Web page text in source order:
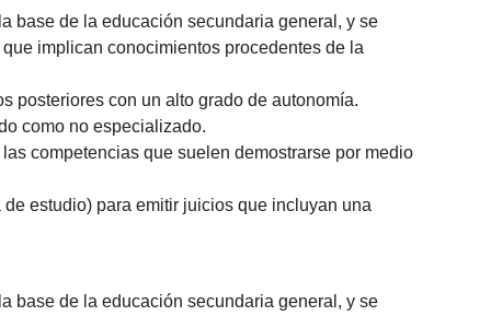
base de la educación secundaria general, y se
implican conocimientos procedentes de la
posteriores con un alto grado de autonomía.
como no especializado.
competencias que suelen demostrarse por medio
estudio) para emitir juicios que incluyan una
base de la educación secundaria general, y se